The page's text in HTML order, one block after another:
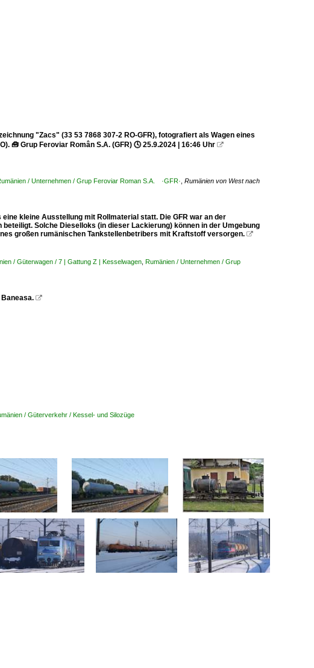
"Zacs" (33 53 7868 307-2 RO-GFR), fotografiert als Wagen eines
🧰 Grup Feroviar Român S.A. (GFR) 🕓 25.9.2024 | 16:46 Uhr 
/ Unternehmen / Grup Feroviar Roman S.A. ·GFR· Rumänien von West nach
kleine Ausstellung mit Rollmaterial statt. Die GFR war an der
Solche Dieselloks (in dieser Lackierung) können in der Umgebung
großen rumänischen Tankstellenbetribers mit Kraftstoff versorgen. 
/ Güterwagen / 7 | Gattung Z | Kesselwagen Rumänien / Unternehmen / Grup

/ Güterverkehr / Kessel- und Silozüge